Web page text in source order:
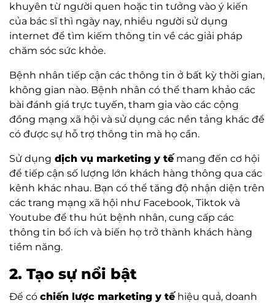
khuyên từ người quen hoặc tin tưởng vào ý kiến
của bác sĩ thì ngày nay, nhiều người sử dụng
internet để tìm kiếm thông tin về các giải pháp
chăm sóc sức khỏe.
Bệnh nhân tiếp cận các thông tin ở bất kỳ thời gian,
không gian nào. Bệnh nhân có thể tham khảo các
bài đánh giá trực tuyến, tham gia vào các cộng
đồng mạng xã hội và sử dụng các nền tảng khác để
có được sự hỗ trợ thông tin mà họ cần.
Sử dụng dịch vụ marketing y tếmang đến cơ hội
để tiếp cận số lượng lớn khách hàng thông qua các
kênh khác nhau. Bạn có thể tăng độ nhận diện trên
các trang mạng xã hội như Facebook, Tiktok và
Youtube để thu hút bệnh nhân, cung cấp các
thông tin bổ ích và biến họ trở thành khách hàng
tiềm năng.
2. Tạo sự nổi bật
Để có chiến lược marketing y tếhiệu quả, doanh